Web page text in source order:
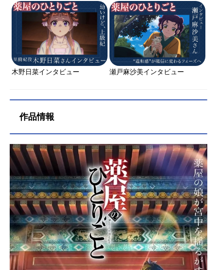
木野日菜インタビュー 瀬戸麻沙美インタビュー
作品情報